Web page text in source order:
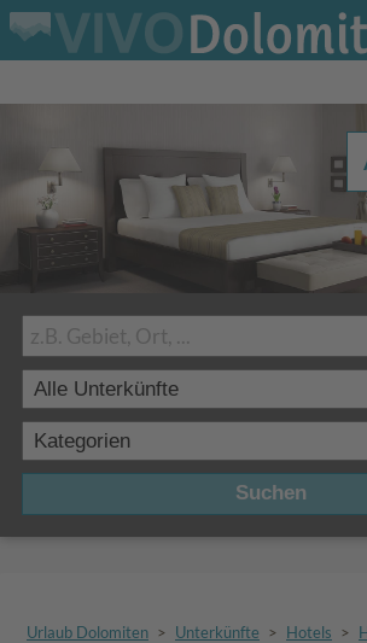
Suchen
Urlaub Dolomiten > Unterkünfte > Hotels >